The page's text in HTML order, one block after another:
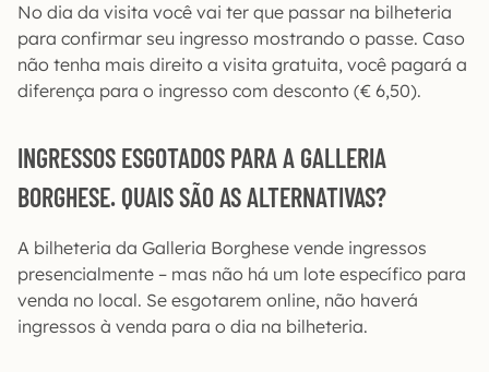
No dia da visita você vai ter que passar na bilheteria
para confirmar seu ingresso mostrando o passe. Caso
não tenha mais direito a visita gratuita, você pagará a
diferença para o ingresso com desconto (€ 6,50).
INGRESSOS ESGOTADOS PARA A GALLERIA
BORGHESE. QUAIS SÃO AS ALTERNATIVAS?
A bilheteria da Galleria Borghese vende ingressos
presencialmente – mas não há um lote específico para
venda no local. Se esgotarem online, não haverá
ingressos à venda para o dia na bilheteria.